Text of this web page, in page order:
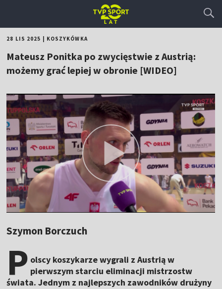
28 LIS 2025 KOSZYKÓWKA
Mateusz Ponitka po zwycięstwie z Austrią:
możemy grać lepiej w obronie [WIDEO]
Szymon Borczuch
P olscy koszykarze wygrali z Austrią w
pierwszym starciu eliminacji mistrzostw
świata. Jednym z najlepszych zawodników drużyny